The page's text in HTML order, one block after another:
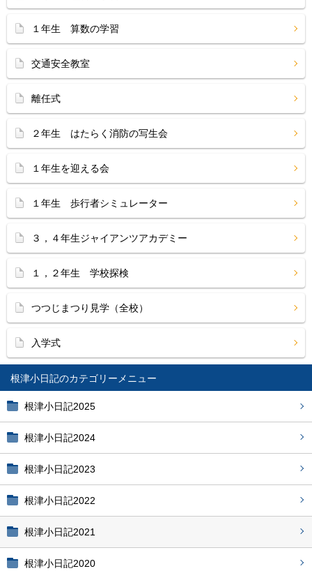
根津小日記
根津小日記2025
根津小日記2024
根津小日記2023
根津小日記2022
根津小日記2021
根津小日記2020
１年生 算数の学習
交通安全教室
離任式
２年生 はたらく消防の写生会
１年生を迎える会
１年生 歩行者シミュレーター
３，４年生ジャイアンツアカデミー
１，２年生 学校探検
つつじまつり見学（全校）
入学式